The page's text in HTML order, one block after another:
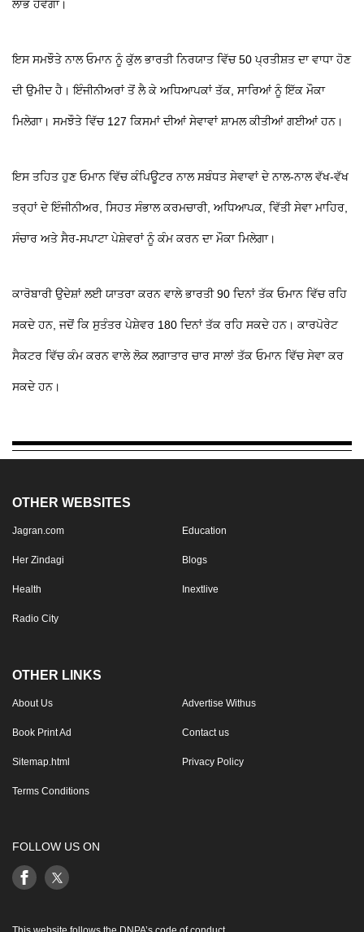
ਲਾਭ ਹੋਵੇਗਾ।
ਇਸ ਸਮਝੌਤੇ ਨਾਲ ਓਮਾਨ ਨੂੰ ਕੁੱਲ ਭਾਰਤੀ ਨਿਰਯਾਤ ਵਿੱਚ 50 ਪ੍ਰਤੀਸ਼ਤ ਦਾ ਵਾਧਾ ਹੋਣ
ਦੀ ਉਮੀਦ ਹੈ। ਇੰਜੀਨੀਅਰਾਂ ਤੋਂ ਲੈ ਕੇ ਅਧਿਆਪਕਾਂ ਤੱਕ, ਸਾਰਿਆਂ ਨੂੰ ਇੱਕ ਮੌਕਾ
ਮਿਲੇਗਾ। ਸਮਝੌਤੇ ਵਿੱਚ 127 ਕਿਸਮਾਂ ਦੀਆਂ ਸੇਵਾਵਾਂ ਸ਼ਾਮਲ ਕੀਤੀਆਂ ਗਈਆਂ ਹਨ।
ਇਸ ਤਹਿਤ ਹੁਣ ਓਮਾਨ ਵਿੱਚ ਕੰਪਿਊਟਰ ਨਾਲ ਸਬੰਧਤ ਸੇਵਾਵਾਂ ਦੇ ਨਾਲ-ਨਾਲ ਵੱਖ-ਵੱਖ
ਤਰ੍ਹਾਂ ਦੇ ਇੰਜੀਨੀਅਰ, ਸਿਹਤ ਸੰਭਾਲ ਕਰਮਚਾਰੀ, ਅਧਿਆਪਕ, ਵਿੱਤੀ ਸੇਵਾ ਮਾਹਿਰ,
ਸੰਚਾਰ ਅਤੇ ਸੈਰ-ਸਪਾਟਾ ਪੇਸ਼ੇਵਰਾਂ ਨੂੰ ਕੰਮ ਕਰਨ ਦਾ ਮੌਕਾ ਮਿਲੇਗਾ।
ਕਾਰੋਬਾਰੀ ਉਦੇਸ਼ਾਂ ਲਈ ਯਾਤਰਾ ਕਰਨ ਵਾਲੇ ਭਾਰਤੀ 90 ਦਿਨਾਂ ਤੱਕ ਓਮਾਨ ਵਿੱਚ ਰਹਿ
ਸਕਦੇ ਹਨ, ਜਦੋਂ ਕਿ ਸੁਤੰਤਰ ਪੇਸ਼ੇਵਰ 180 ਦਿਨਾਂ ਤੱਕ ਰਹਿ ਸਕਦੇ ਹਨ। ਕਾਰਪੋਰੇਟ
ਸੈਕਟਰ ਵਿੱਚ ਕੰਮ ਕਰਨ ਵਾਲੇ ਲੋਕ ਲਗਾਤਾਰ ਚਾਰ ਸਾਲਾਂ ਤੱਕ ਓਮਾਨ ਵਿੱਚ ਸੇਵਾ ਕਰ
ਸਕਦੇ ਹਨ।
OTHER WEBSITES
Jagran.com Education
Her Zindagi Blogs
Health Inextlive
Radio City
OTHER LINKS
About Us Advertise Withus
Book Print Ad Contact us
Sitemap.html Privacy Policy
Terms Conditions
FOLLOW US ON